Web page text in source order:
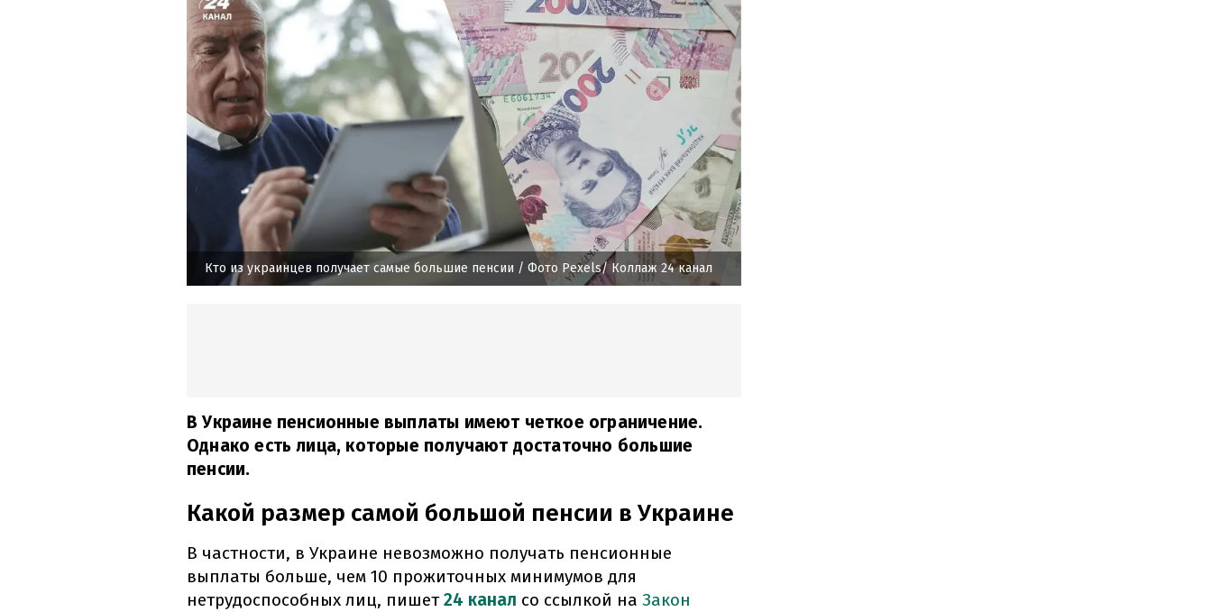
Кто из украинцев получает самые большие пенсии / Фото Pexels/ Коллаж 24 канал
В Украине пенсионные выплаты имеют четкое ограничение.
Однако есть лица, которые получают достаточно большие
пенсии.
Какой размер самой большой пенсии в Украине
В частности, в Украине невозможно получать пенсионные
выплаты больше, чем 10 прожиточных минимумов для
нетрудоспособных лиц, пишет24 канал со ссылкой на Закон